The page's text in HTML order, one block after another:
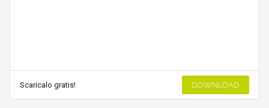
Scaricalo gratis! DOWNLOAD